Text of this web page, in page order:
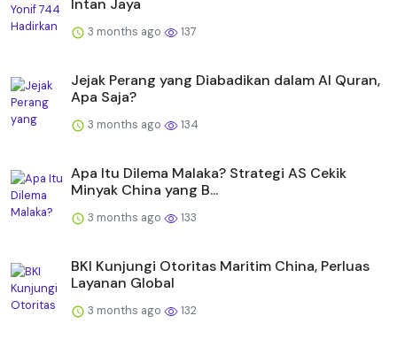
Intan Jaya
3 months ago 137
Jejak Perang yang Diabadikan dalam Al Quran,
Apa Saja?
3 months ago 134
Apa Itu Dilema Malaka? Strategi AS Cekik
Minyak China yang B...
3 months ago 133
BKI Kunjungi Otoritas Maritim China, Perluas
Layanan Global
3 months ago 132